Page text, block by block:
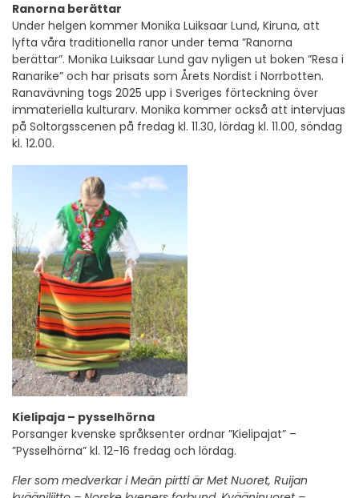
Ranorna berättar
Under helgen kommer Monika Luiksaar Lund, Kiruna, att
lyfta våra traditionella ranor under tema ”Ranorna
berättar”. Monika Luiksaar Lund gav nyligen ut boken ”Resa i
Ranarike” och har prisats som Årets Nordist i Norrbotten.
Ranavävning togs 2025 upp i Sveriges förteckning över
immateriella kulturarv. Monika kommer också att intervjuas
på Soltorgsscenen på fredag kl. 11.30, lördag kl. 11.00, söndag
kl. 12.00.
Kielipaja – pysselhörna
Porsanger kvenske språksenter ordnar ”Kielipajat” –
”Pysselhörna” kl. 12-16 fredag och lördag.
Fler som medverkar i Meän pirtti är Met Nuoret, Ruijan